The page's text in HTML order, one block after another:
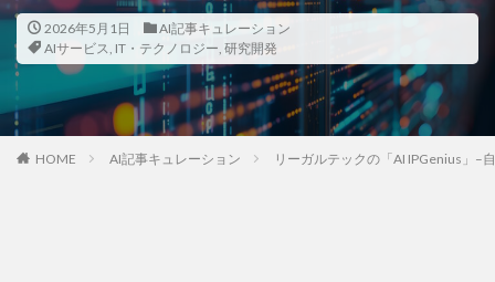
2026年5月1日
AI記事キュレーション
AIサービス, IT・テクノロジー, 研究開発
HOME AI記事キュレーション リーガルテックの「AI IPGenius」–